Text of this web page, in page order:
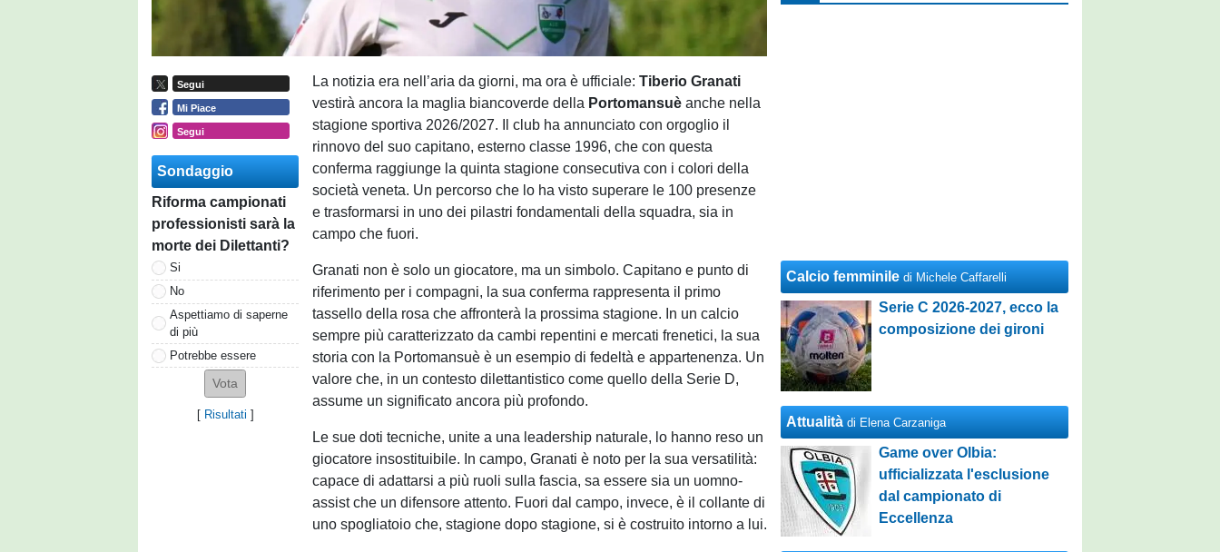
Segui
Mi Piace
Segui
Sondaggio
Riforma campionati
professionisti sarà la
morte dei Dilettanti?
Si
No
Aspettiamo di saperne
di più
Potrebbe essere
[ Risultati ]
La notizia era nell’aria da giorni, ma ora è ufficiale:Tiberio Granati
vestirà ancora la maglia biancoverde della Portomansuèanche nella
stagione sportiva 2026/2027. Il club ha annunciato con orgoglio il
rinnovo del suo capitano, esterno classe 1996, che con questa
conferma raggiunge la quinta stagione consecutiva con i colori della
società veneta. Un percorso che lo ha visto superare le 100 presenze
e trasformarsi in uno dei pilastri fondamentali della squadra, sia in
campo che fuori.
Granati non è solo un giocatore, ma un simbolo. Capitano e punto di
riferimento per i compagni, la sua conferma rappresenta il primo
tassello della rosa che affronterà la prossima stagione. In un calcio
sempre più caratterizzato da cambi repentini e mercati frenetici, la sua
storia con la Portomansuè è un esempio di fedeltà e appartenenza. Un
valore che, in un contesto dilettantistico come quello della Serie D,
assume un significato ancora più profondo.
Le sue doti tecniche, unite a una leadership naturale, lo hanno reso un
giocatore insostituibile. In campo, Granati è noto per la sua versatilità:
capace di adattarsi a più ruoli sulla fascia, sa essere sia un uomno-
assist che un difensore attento. Fuori dal campo, invece, è il collante di
uno spogliatoio che, stagione dopo stagione, si è costruito intorno a lui.
Calcio femminile di Michele Caffarelli
Serie C 2026-2027, ecco la
composizione dei gironi
Attualità di Elena Carzaniga
Game over Olbia:
ufficializzata l'esclusione
dal campionato di
Eccellenza